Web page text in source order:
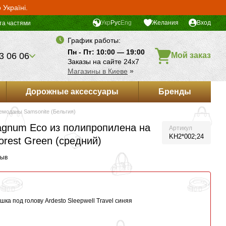
частями УкрРусEng Желания Вход
06 06
График работы:
Пн - Пт: 10:00 — 19:00
Заказы на сайте 24х7
Магазины в Киеве »
Мой заказ
Дорожные аксессуары Бренды
Samsonite (Бельгия)
Eco из полипропилена на
Green (средний)
Артикул
KH2*002;24
под голову Ardesto Sleepwell Travel синяя